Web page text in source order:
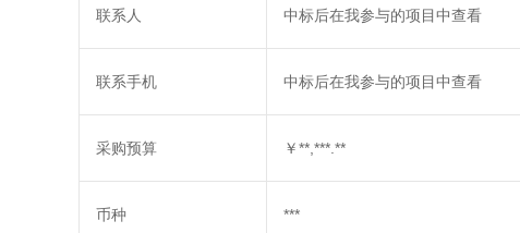
联系人 中标后在我参与的项目中查看
联系手机 中标后在我参与的项目中查看
采购预算 ￥**,***.**
币种 ***